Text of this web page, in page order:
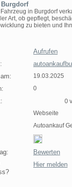
in Burgdorf
Art, ob gepflegt,
zu bieten und
Aufrufen
19.03.2025
0
0
Webseite
Autoankauf
Bewerten
Hier melden